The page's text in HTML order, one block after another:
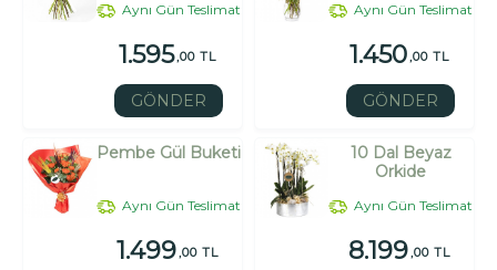
Aynı Gün Teslimat
1.595,00 TL
GÖNDER
Aynı Gün Teslimat
1.450,00 TL
GÖNDER
Pembe Gül Buketi
Aynı Gün Teslimat
1.499,00 TL
10 Dal Beyaz
Orkide
Aynı Gün Teslimat
8.199,00 TL